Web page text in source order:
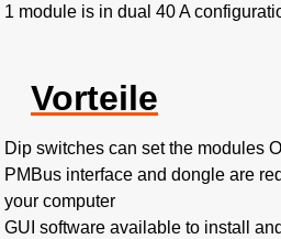
1 module is in dual 40 A
Vorteile
Dip switches can set the modules
PMBus interface and dongle are
your computer
GUI software available to install